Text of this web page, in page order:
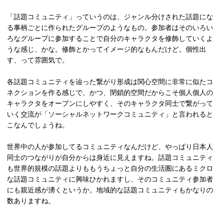
「話題コミュニティ」っていうのは、ジャンル分けされた話題にな
る事柄ごとに作られたグループのようなもの。参加者はそのいろい
ろなグループに参加することで自分のキャラクタを修飾していくよ
うな感じ、かな。修飾とかってイメージ的なもんだけど。個性出
す、って雰囲気で。
各話題コミュニティを辿った繋がり形成は関心空間に非常に似たコ
ネクションを作る感じで、かつ、閉鎖的空間だからこそ個人個人の
キャラクタをオープンにしやすく、そのキャラクタ同士で繋がって
いく交流が「ソーシャルネットワークコミュニティ」と言われると
こなんでしょうね。
世界中の人が参加してるコミュニティなんだけど、やっぱり日本人
同士のつながりが自分からは身近に見えますね。話題コミュニティ
も世界的規模の話題よりももうちょっと自分の生活圏にあるミクロ
な話題コミュニティに興味ひかれますし、そのコミュニティ参加者
にも親近感が湧くというか。地域的な話題コミュニティもかなりの
数ありますね。